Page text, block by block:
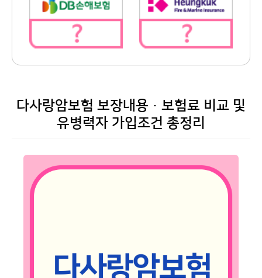
다사랑암보험 보장내용·보험료 비교 및
유병력자 가입조건 총정리